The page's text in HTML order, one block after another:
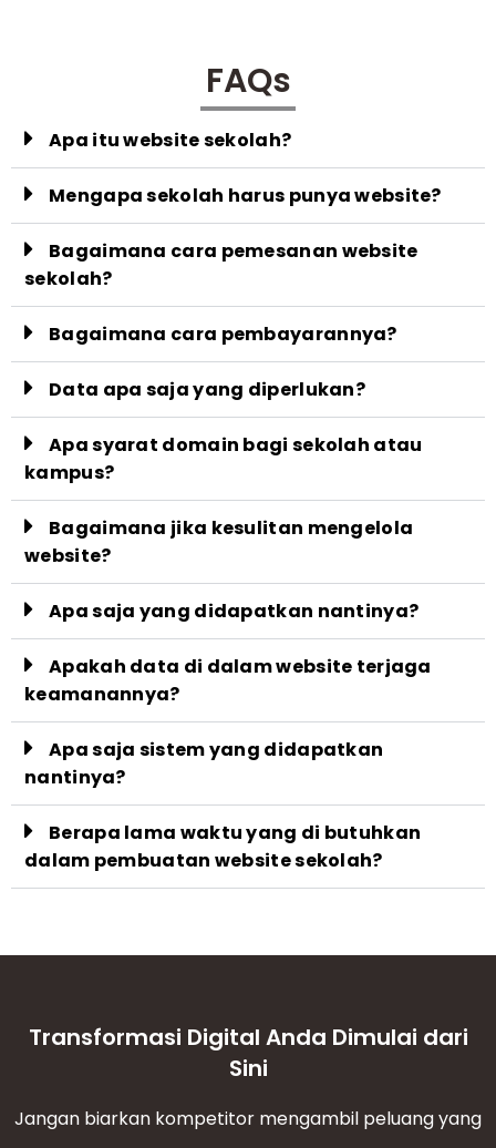
FAQs
Apa itu website sekolah?
Mengapa sekolah harus punya website?
Bagaimana cara pemesanan website
sekolah?
Bagaimana cara pembayarannya?
Data apa saja yang diperlukan?
Apa syarat domain bagi sekolah atau
kampus?
Bagaimana jika kesulitan mengelola
website?
Apa saja yang didapatkan nantinya?
Apakah data di dalam website terjaga
keamanannya?
Apa saja sistem yang didapatkan
nantinya?
Berapa lama waktu yang di butuhkan
dalam pembuatan website sekolah?
Transformasi Digital Anda Dimulai dari
Sini
Jangan biarkan kompetitor mengambil peluang yang